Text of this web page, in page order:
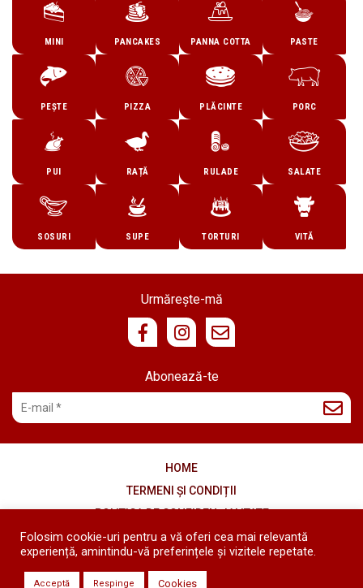
MINI PANCAKES PANNA COTTA PASTE
PEȘTE PIZZA PLĂCINTE PORC
PUI RAȚĂ RULADE SALATE
SOSURI SUPE TORTURI VITĂ
Abonează-te
Urmărește-mă
HOME
TERMENI ȘI CONDIȚII
POLITICA DE CONFIDENȚIALITATE
COOKIES
Copyright © 2020 - 2026 Diana's Kitchen - Toate drepturile
Folosim cookie-uri pentru a vă oferi cea mai relevantă
experiență, amintindu-vă preferințele și vizitele repetate.
Acceptă Respinge Cookies